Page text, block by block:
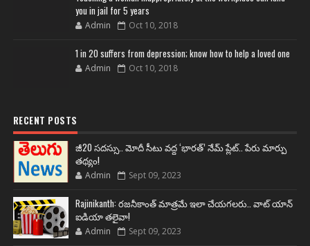
you in jail for 5 years
Admin Oct 10, 2018
1 in 20 suffers from depression; know how to help a loved one
Admin Oct 10, 2018
RECENT POSTS
జీ20 సదస్సు.. మోదీ సీటు వద్ద ‘భారత్’ నేమ్ ప్లేట్‌.. పేరు మార్పు
తథ్యం!
Admin Sept 09, 2023
Rajinikanth: రజనీకాంత్ మాత్రమే ఇలా చేయగలరు.. వాట్ యాన్
ఐడియా తలైవా!
Admin Sept 09, 2023